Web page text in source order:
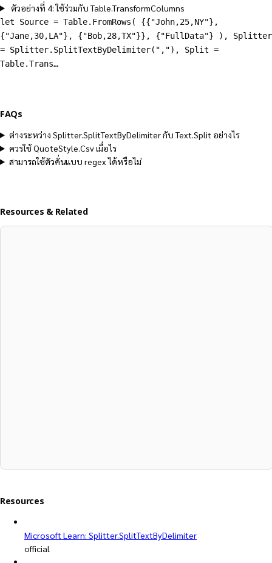
ตัวอย่างที่ 4: ใช้ร่วมกับ Table.TransformColumns
let Source = Table.FromRows( {{"John,25,NY"},
{"Jane,30,LA"}, {"Bob,28,TX"}}, {"FullData"} ), Splitter
= Splitter.SplitTextByDelimiter(","), Split =
Table.Trans…
FAQs
ต่างระหว่าง Splitter.SplitTextByDelimiter กับ Text.Split อย่างไร
ควรใช้ QuoteStyle.Csv เมื่อไร
สามารถใช้ตัวคั่นแบบ regex ได้หรือไม่
Resources & Related
Resources
Microsoft Learn: Splitter.SplitTextByDelimiter
official